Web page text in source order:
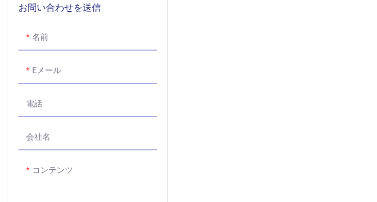
自動車ベローズ
スクパック
その他の精密スタンピング部品
お問い合わせを送信
名前
Eメール
電話
会社名
コンテンツ